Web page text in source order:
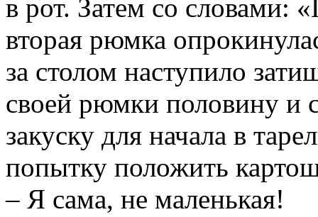
в рот. Затем со словами:
вторая рюмка
за столом наступило
своей рюмки половину и
закуску для начала в
попытку положить
– Я сама, не маленькая!